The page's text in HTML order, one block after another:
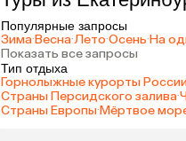
Популярные запросы
Зима·Весна·Лето·Осень·На
Показать все запросы
Тип отдыха
Горнолыжные курорты
Страны Персидского залива·
Страны Европы·Мёртвое